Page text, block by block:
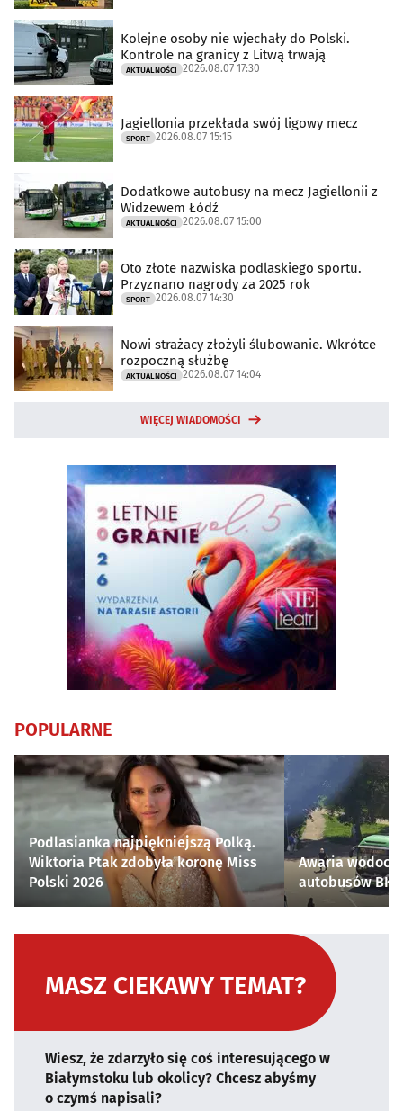
Kolejne osoby nie wjechały do Polski.
Kontrole na granicy z Litwą trwają
AKTUALNOŚCI 2026.08.07 17:30
Jagiellonia przekłada swój ligowy mecz
SPORT 2026.08.07 15:15
Dodatkowe autobusy na mecz Jagiellonii z
Widzewem Łódź
AKTUALNOŚCI 2026.08.07 15:00
Oto złote nazwiska podlaskiego sportu.
Przyznano nagrody za 2025 rok
SPORT 2026.08.07 14:30
Nowi strażacy złożyli ślubowanie. Wkrótce
rozpoczną służbę
AKTUALNOŚCI 2026.08.07 14:04
WIĘCEJ WIADOMOŚCI
POPULARNE
Podlasianka najpiękniejszą Polką.
Wiktoria Ptak zdobyła koronę Miss
Polski 2026
Awaria
autobusów
MASZ CIEKAWY TEMAT?
Wiesz, że zdarzyło się coś interesującego w
Białymstoku lub okolicy? Chcesz abyśmy
o czymś napisali?